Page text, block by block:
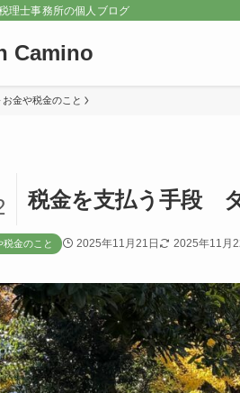
理士事務所の個人ブログ
Camino
お金や税金のこと
税金を支払う手段
税金のこと 2025年11月21日 2025年11月